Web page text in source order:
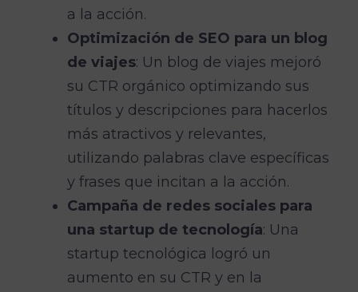
a la acción.
Optimización de SEO para un blog
de viajes: Un blog de viajes mejoró
su CTR orgánico optimizando sus
títulos y descripciones para hacerlos
más atractivos y relevantes,
utilizando palabras clave específicas
y frases que incitan a la acción.
Campaña de redes sociales para
una startup de tecnología: Una
startup tecnológica logró un
aumento en su CTR y en la